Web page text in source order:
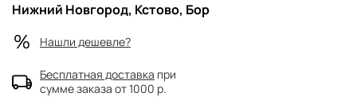
Нижний Новгород, Кстово, Бор
Нашли дешевле?
Бесплатная доставка при
сумме заказа от 1000 р.